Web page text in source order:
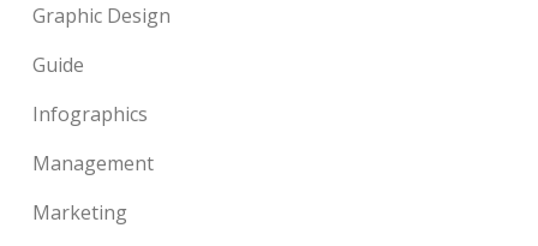
Graphic Design
Guide
Infographics
Management
Marketing